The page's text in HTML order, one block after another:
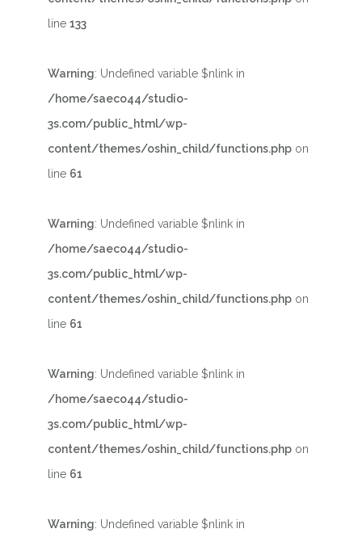
line 133
Warning: Undefined variable $nlink in
/home/saeco44/studio-
3s.com/public_html/wp-
content/themes/oshin_child/functions.php on
line 61
Warning: Undefined variable $nlink in
/home/saeco44/studio-
3s.com/public_html/wp-
content/themes/oshin_child/functions.php on
line 61
Warning: Undefined variable $nlink in
/home/saeco44/studio-
3s.com/public_html/wp-
content/themes/oshin_child/functions.php on
line 61
Warning: Undefined variable $nlink in